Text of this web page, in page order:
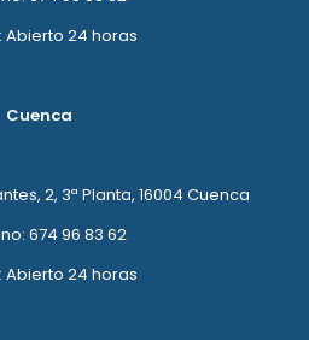
Abierto 24 horas
Cuenca
2, 3ª Planta, 16004 Cuenca
674 96 83 62
Abierto 24 horas